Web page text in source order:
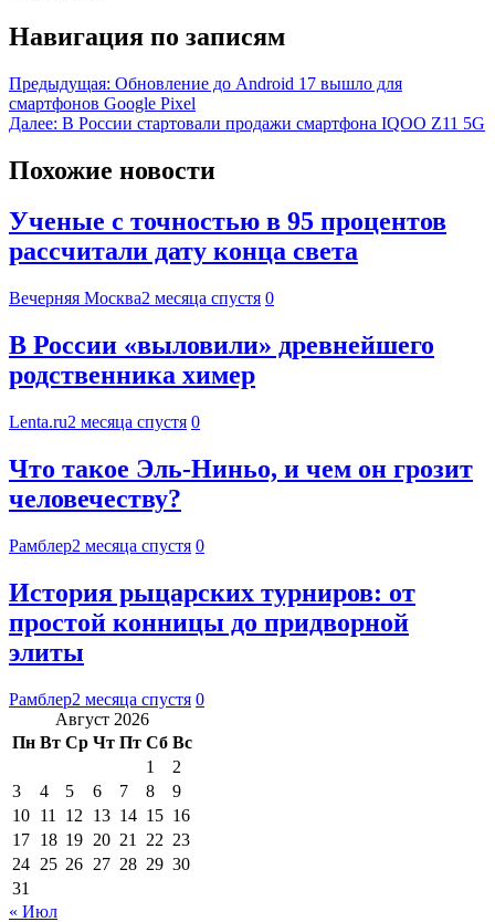
Навигация по записям
Предыдущая: Обновление до Android 17 вышло для
смартфонов Google Pixel
Далее: В России стартовали продажи смартфона IQOO Z11 5G
Похожие новости
Ученые с точностью в 95 процентов
рассчитали дату конца света
Вечерняя Москва2 месяца спустя 0
В России «выловили» древнейшего
родственника химер
Lenta.ru2 месяца спустя 0
Что такое Эль-Ниньо, и чем он грозит
человечеству?
Рамблер2 месяца спустя 0
История рыцарских турниров: от
простой конницы до придворной
элиты
Рамблер2 месяца спустя 0
Август 2026
Пн Вт Ср Чт Пт Сб Вс
1
2
3
4 5 6 7 8
9
10 11 12 13 14 15 16
17 18 19 20 21 22 23
24 25 26 27 28 29 30
31
« Июл